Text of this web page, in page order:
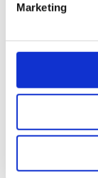
Marketing